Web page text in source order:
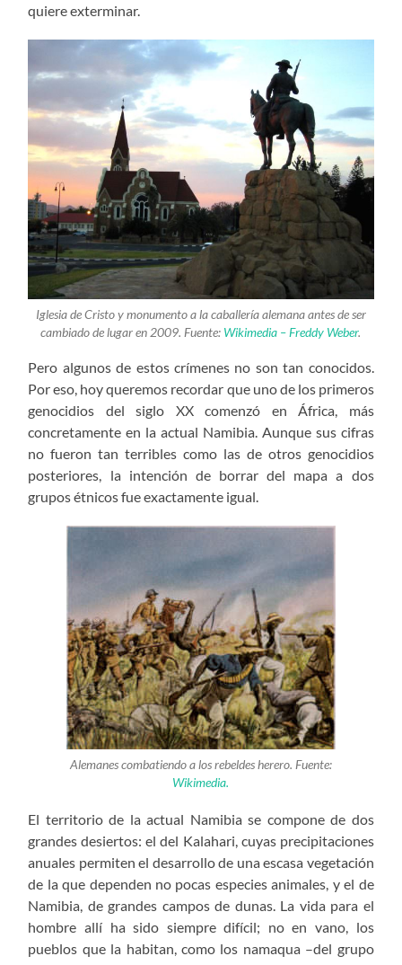
quiere exterminar.
Iglesia de Cristo y monumento a la caballería alemana antes de ser
cambiado de lugar en 2009. Fuente: Wikimedia – Freddy Weber.
Pero algunos de estos crímenes no son tan conocidos.
Por eso, hoy queremos recordar que uno de los primeros
genocidios del siglo XX comenzó en África, más
concretamente en la actual Namibia. Aunque sus cifras
no fueron tan terribles como las de otros genocidios
posteriores, la intención de borrar del mapa a dos
grupos étnicos fue exactamente igual.
Alemanes combatiendo a los rebeldes herero. Fuente:
Wikimedia.
El territorio de la actual Namibia se compone de dos
grandes desiertos: el del Kalahari, cuyas precipitaciones
anuales permiten el desarrollo de una escasa vegetación
de la que dependen no pocas especies animales, y el de
Namibia, de grandes campos de dunas. La vida para el
hombre allí ha sido siempre difícil; no en vano, los
pueblos que la habitan, como los namaqua –del grupo